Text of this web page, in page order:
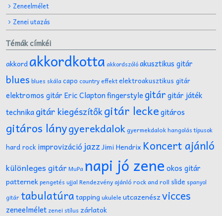
Zeneelmélet
Zenei utazás
Témák címkéi
akkordakkordkotta akkordszólóakusztikus gitár
blues blues skálacapo country effektelektroakusztikus gitár
elektromos gitár Eric Claptonfingerstyle gitárgitár játék
technikagitár kiegészítőkgitár leckegitáros
gitáros lánygyerekdalokgyermekdalokhangolás típusok
hard rock improvizáció jazzJimi Hendrix Koncert ajánló
különleges gitár MuPa napi jó zene okos gitár
patternekpengetés ujjal Rendezvény ajánló rock and roll slide spanyol
gitár tabulatúratapping ukulele utcazenészvicces
zeneelmélet zenei stílus zárlatok